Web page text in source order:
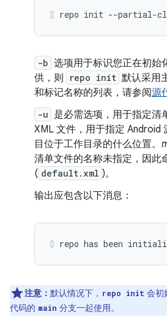
repo init --partial-
-b 选项用于标识您正在初始
供，则
repo init 默认采用
和标记名称的列表，请参阅源
-u 是必需选项，用于指定清
XML 文件，用于指定 Android
目位于工作目录的什么位置。
清单文件的名称未指定，因此
( default.xml )。
输出应包含以下消息：
repo has been
注意： 默认情况下， repo init 会初
代码的 main 分支一起使用。